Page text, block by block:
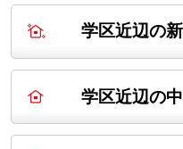
学区近辺の
学区近辺の